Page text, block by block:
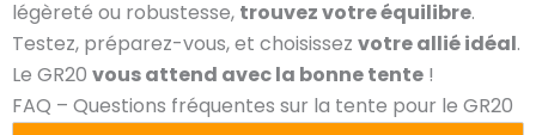
légèreté ou robustesse, trouvez votre équilibre.
Testez, préparez-vous, et choisissez votre allié idéal.
Le GR20 vous attend avec la bonne tente !
FAQ – Questions fréquentes sur la tente pour le GR20